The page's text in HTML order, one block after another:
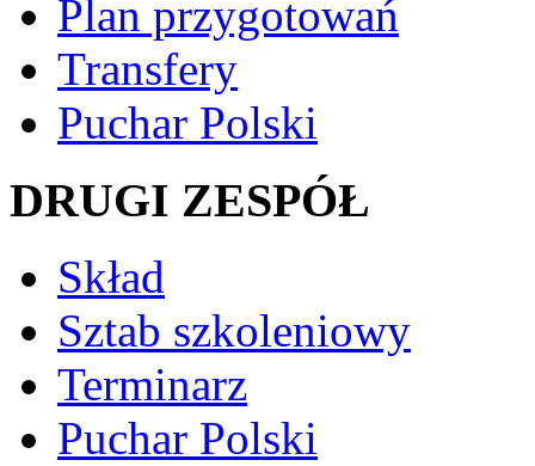
Plan przygotowań
Transfery
Puchar Polski
DRUGI ZESPÓŁ
Skład
Sztab szkoleniowy
Terminarz
Puchar Polski